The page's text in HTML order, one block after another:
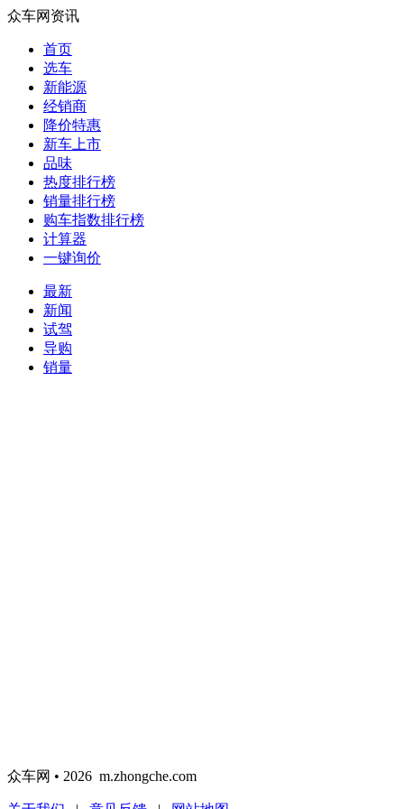
众车网资讯
首页
选车
新能源
经销商
降价特惠
新车上市
品味
热度排行榜
销量排行榜
购车指数排行榜
计算器
一键询价
最新
新闻
试驾
导购
销量
众车网 • 2026 m.zhongche.com